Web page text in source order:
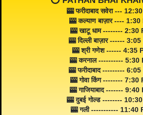
🎰 फरीदाबाद सवेरा ---
🎰 कल्याण बाज़ार ---- 1:30
🎰 खाटू धाम -------- 2:30
🎰 दिल्ली बाज़ार ------
🎰 श्री गणेश ------ 4:35
🎰 करनाल ---------- 5:30
🎰 फरीदाबाद --------- 6:05
🎰 गोवा किंग -------- 7:30
🎰 गाजियाबाद ------- 9:40
🎰 दुबई गोल्ड --------
🎰 गली ----------- 11:40